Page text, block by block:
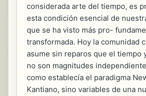
considerada arte del tiempo, es
esta condición esencial de
que se ha visto más pro-
transformada. Hoy la comunidad
asume sin reparos que el tiempo
no son magnitudes
como establecía el paradigma
Kantiano, sino variables de una